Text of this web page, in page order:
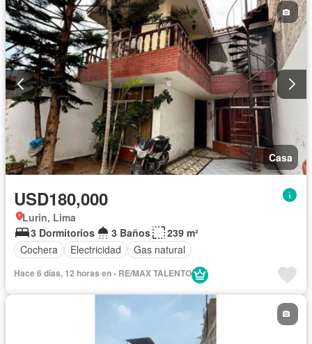
Casa
USD180,000
Lurin, Lima
3 Dormitorios
3 Baños
239 m²
Cochera
Electricidad Gas natural
Hace 6 días, 12 horas en - RE/MAX TALENTO